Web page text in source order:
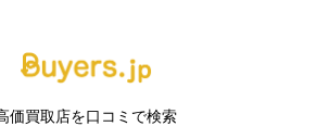
意
価買取店を口コミで検索